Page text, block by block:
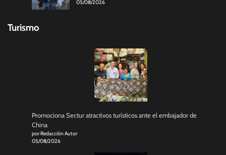
05/08/2026
Turismo
Promociona Sectur atractivos turísticos ante el embajador de
China
por Redacción Autor
05/08/2026